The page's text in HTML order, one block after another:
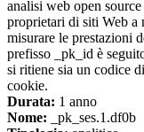
analisi web open
proprietari di siti Web a
misurare le prestazioni
prefisso _pk_id è
si ritiene sia un codice
cookie.
Durata: 1 anno
Nome: _pk_ses.1.df0b